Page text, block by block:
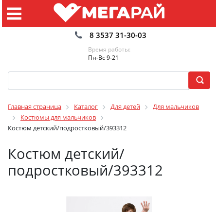
8 3537 31-30-03
Время работы:
Пн-Вс 9-21
Главная страница Каталог Для детей
Для мальчиков
Костюмы для мальчиков
Костюм детский/подростковый/393312
Костюм детский/
подростковый/393312